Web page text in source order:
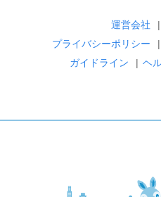
運営会社 |
プライバシーポリシー
|
ガイドライン
| ヘ